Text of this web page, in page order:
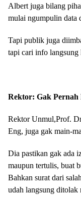
Albert juga bilang
mulai ngumpulin data
Tapi publik juga
tapi cari info
Rektor: Gak Pernah
Rektor Unmul,Prof.
Eng, juga gak main-
Dia pastikan gak ada
maupun tertulis, buat
Bahkan surat dari
udah langsung ditolak